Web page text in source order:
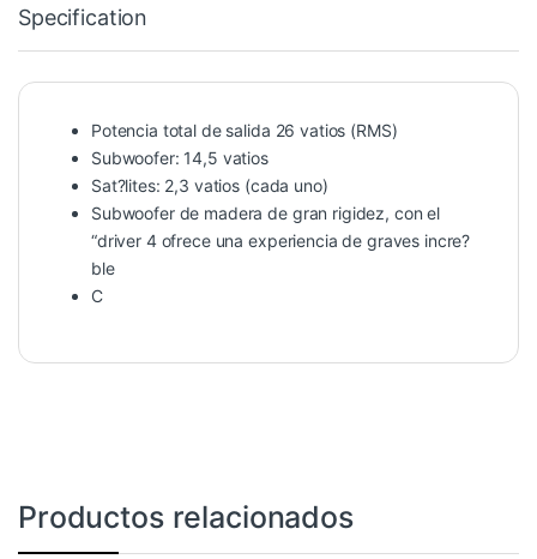
Specification
Potencia total de salida 26 vatios (RMS)
Subwoofer: 14,5 vatios
Sat?lites: 2,3 vatios (cada uno)
Subwoofer de madera de gran rigidez, con el
“driver 4 ofrece una experiencia de graves incre?
ble
C
Productos relacionados